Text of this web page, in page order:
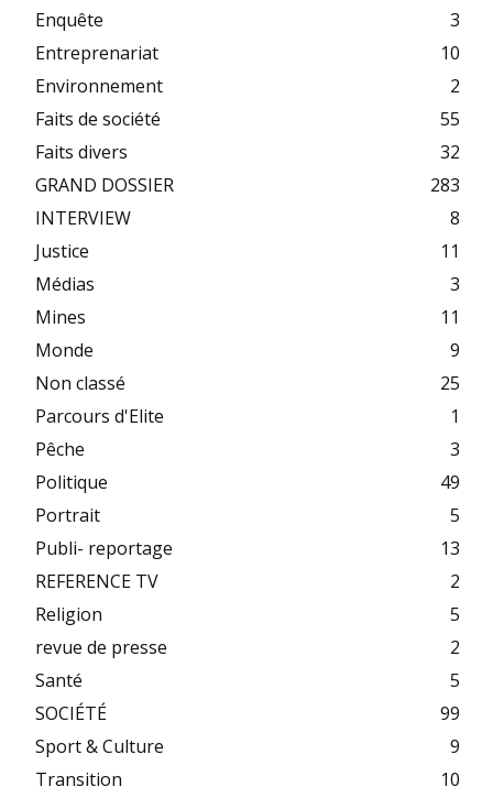
Enquête
3
Entreprenariat
10
Environnement
2
Faits de société
55
Faits divers
32
GRAND DOSSIER
283
INTERVIEW
8
Justice
11
Médias
3
Mines
11
Monde
9
Non classé
25
Parcours d'Elite
1
Pêche
3
Politique
49
Portrait
5
Publi- reportage
13
REFERENCE TV
2
Religion
5
revue de presse
2
Santé
5
SOCIÉTÉ
99
Sport & Culture
9
Transition
10